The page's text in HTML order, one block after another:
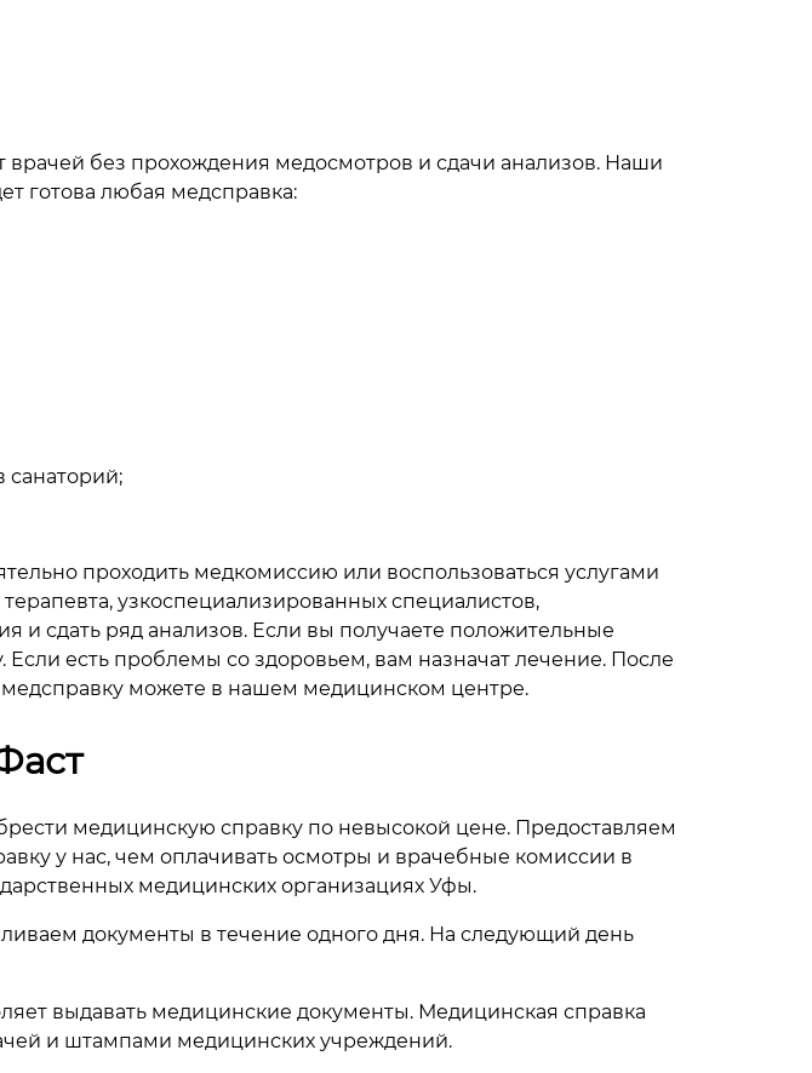
без прохождения медосмотров и сдачи анализов. Наши
готова любая медсправка:
санаторий;
проходить медкомиссию или воспользоваться услугами
узкоспециализированных специалистов,
и сдать ряд анализов. Если вы получаете положительные
есть проблемы со здоровьем, вам назначат лечение. После
можете в нашем медицинском центре.
медицинскую справку по невысокой цене. Предоставляем
у нас, чем оплачивать осмотры и врачебные комиссии в
медицинских организациях Уфы.
документы в течение одного дня. На следующий день
выдавать медицинские документы. Медицинская справка
и штампами медицинских учреждений.